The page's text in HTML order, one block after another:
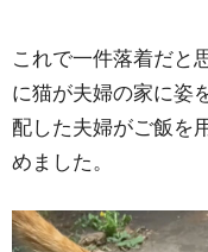
これで一件落着だと
に猫が夫婦の家に姿
配した夫婦がご飯を
めました。